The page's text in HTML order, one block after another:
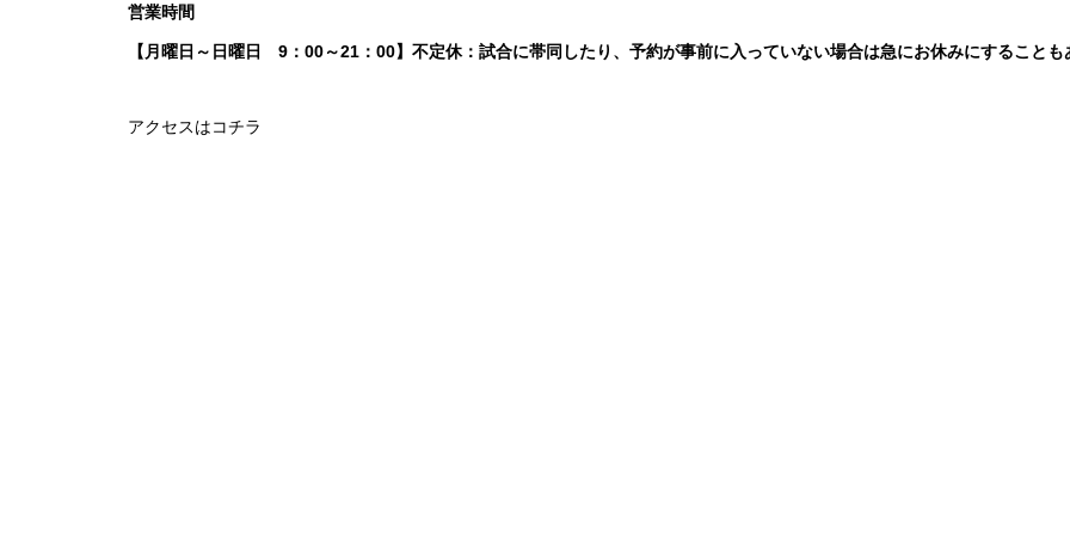
営業時間
【月曜日～日曜日 9：00～21：00】不定休：試合に帯同したり、予約が事前に入っていない場合は急にお休みにすることも
アクセスはコチラ